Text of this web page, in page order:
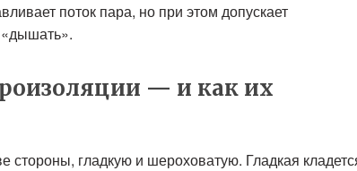
поток пара, но при этом допускает
— и как их
гладкую и шероховатую. Гладкая